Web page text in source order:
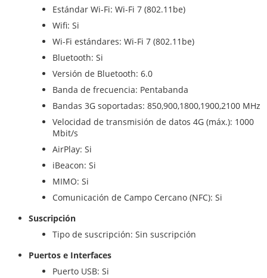
Estándar Wi-Fi: Wi-Fi 7 (802.11be)
Wifi: Si
Wi-Fi estándares: Wi-Fi 7 (802.11be)
Bluetooth: Si
Versión de Bluetooth: 6.0
Banda de frecuencia: Pentabanda
Bandas 3G soportadas: 850,900,1800,1900,2100 MHz
Velocidad de transmisión de datos 4G (máx.): 1000
Mbit/s
AirPlay: Si
iBeacon: Si
MIMO: Si
Comunicación de Campo Cercano (NFC): Si
Suscripción
Tipo de suscripción: Sin suscripción
Puertos e Interfaces
Puerto USB: Si